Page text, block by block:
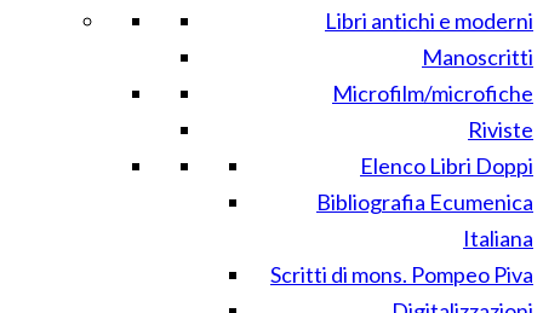
Libri antichi e moderni
Manoscritti
Microfilm/microfiche
Riviste
Elenco Libri Doppi
Bibliografia Ecumenica
Italiana
Scritti di mons. Pompeo Piva